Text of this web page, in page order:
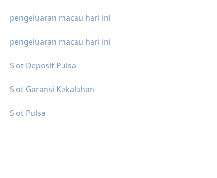
pengeluaran macau hari ini
pengeluaran macau hari ini
Slot Deposit Pulsa
Slot Garansi Kekalahan
Slot Pulsa